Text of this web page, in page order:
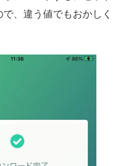
、違う値でもおかしく